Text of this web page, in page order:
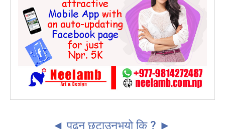
◄ पढ्न छुटाउनुभयो कि ? ►